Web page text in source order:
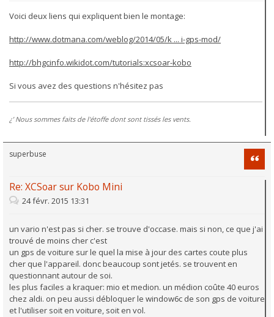
Voici deux liens qui expliquent bien le montage:
http://www.dotmana.com/weblog/2014/05/k ... i-gps-mod/
http://bhgcinfo.wikidot.com/tutorials:xcsoar-kobo
Si vous avez des questions n'hésitez pas
¿’ Nous sommes faits de l'étoffe dont sont tissés les vents.
superbuse
Re: XCSoar sur Kobo Mini
24 févr. 2015 13:31
un vario n'est pas si cher. se trouve d'occase. mais si non, ce que j'ai
trouvé de moins cher c'est
un gps de voiture sur le quel la mise à jour des cartes coute plus
cher que l'appareil. donc beaucoup sont jetés. se trouvent en
questionnant autour de soi.
les plus faciles a kraquer: mio et medion. un médion coûte 40 euros
chez aldi. on peu aussi débloquer le window6c de son gps de voiture
et l'utiliser soit en voiture, soit en vol.